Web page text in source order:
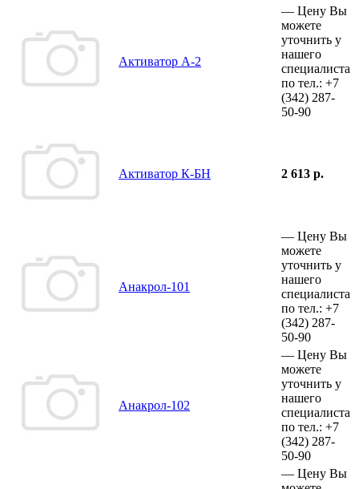
Активатор А-2
— Цену Вы
можете
уточнить у
нашего
специалиста
по тел.: +7
(342) 287-
50-90
Активатор К-БН 2 613 р.
Анакрол-101
— Цену Вы
можете
уточнить у
нашего
специалиста
по тел.: +7
(342) 287-
50-90
Анакрол-102
— Цену Вы
можете
уточнить у
нашего
специалиста
по тел.: +7
(342) 287-
50-90
— Цену Вы